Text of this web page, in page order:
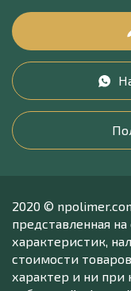
2020 ©
представленная
характеристик,
стоимости
характер и ни при